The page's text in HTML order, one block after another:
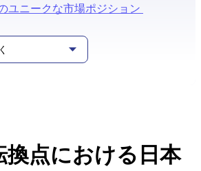
ユニークな市場ポジション
点における日本